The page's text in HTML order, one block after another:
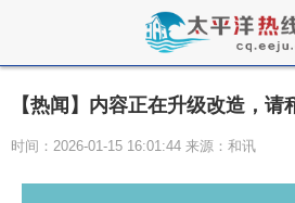
【热闻】内容正在升级改造，请
时间：2026-01-15 16:01:44 来源：和讯